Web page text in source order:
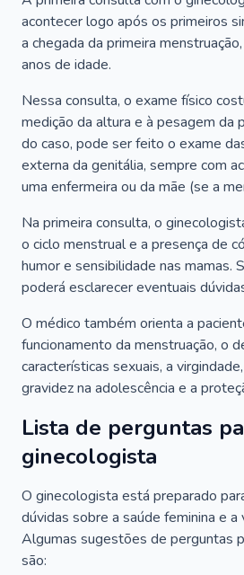
acontecer logo após os primeiros
a chegada da primeira
anos de idade.
Nessa consulta, o exame físico
medição da altura e à pesagem da
do caso, pode ser feito o exame
externa da genitália, sempre com
uma enfermeira ou da mãe (se a
Na primeira consulta, o
o ciclo menstrual e a presença de
humor e sensibilidade nas mamas.
poderá esclarecer eventuais
O médico também orienta a
funcionamento da menstruação, o
características sexuais, a
gravidez na adolescência e a
Lista de perguntas
ginecologista
O ginecologista está preparado
dúvidas sobre a saúde feminina e a
Algumas sugestões de perguntas
são: